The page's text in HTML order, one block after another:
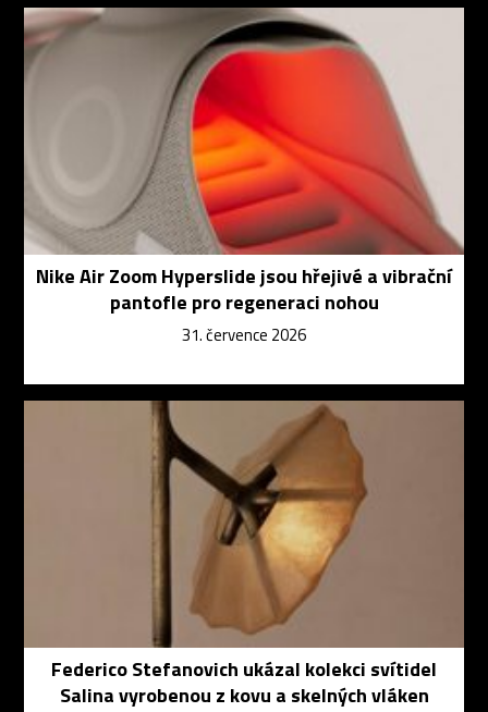
Nike Air Zoom Hyperslide jsou hřejivé a vibrační
pantofle pro regeneraci nohou
31. července 2026
Federico Stefanovich ukázal kolekci svítidel
Salina vyrobenou z kovu a skelných vláken